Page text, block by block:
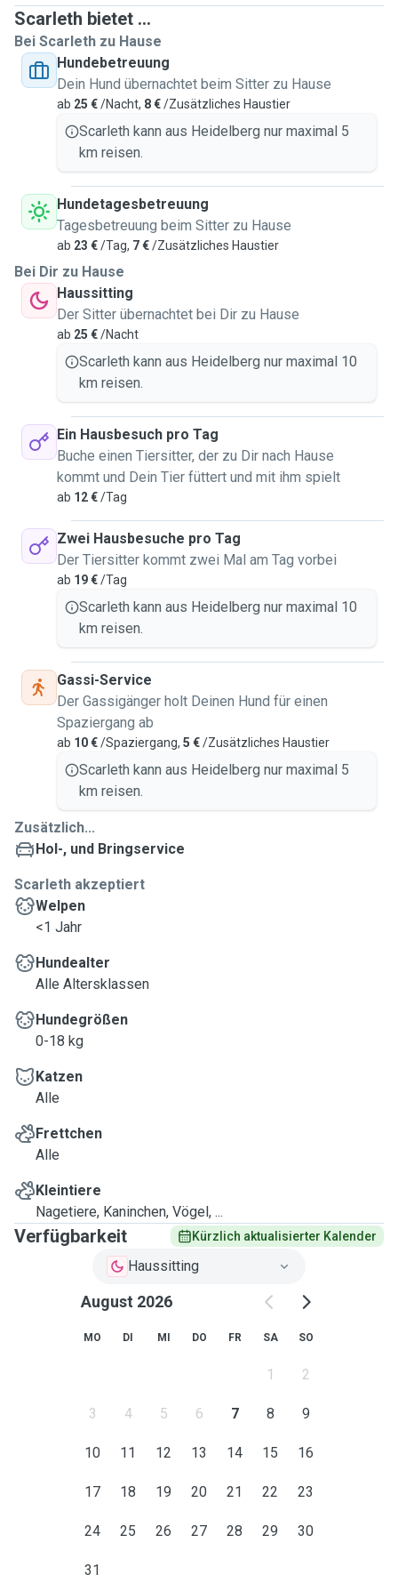
Scarleth bietet ...
Bei Scarleth zu Hause
Hundebetreuung
Dein Hund übernachtet beim Sitter zu Hause
ab 25 €/Nacht, 8 €/Zusätzliches Haustier
Scarleth kann aus Heidelberg nur maximal 5
km reisen.
Hundetagesbetreuung
Tagesbetreuung beim Sitter zu Hause
ab 23 €/Tag, 7 €/Zusätzliches Haustier
Bei Dir zu Hause
Haussitting
Der Sitter übernachtet bei Dir zu Hause
ab 25 €/Nacht
Scarleth kann aus Heidelberg nur maximal 10
km reisen.
Ein Hausbesuch pro Tag
Buche einen Tiersitter, der zu Dir nach Hause
kommt und Dein Tier füttert und mit ihm spielt
ab 12 €/Tag
Zwei Hausbesuche pro Tag
Der Tiersitter kommt zwei Mal am Tag vorbei
ab 19 €/Tag
Scarleth kann aus Heidelberg nur maximal 10
km reisen.
Gassi-Service
Der Gassigänger holt Deinen Hund für einen
Spaziergang ab
ab 10 €/Spaziergang, 5 €/Zusätzliches Haustier
Scarleth kann aus Heidelberg nur maximal 5
km reisen.
Zusätzlich...
Hol-, und Bringservice
Scarleth akzeptiert
Welpen
<1 Jahr
Hundealter
Alle Altersklassen
Hundegrößen
0-18 kg
Katzen
Alle
Frettchen
Alle
Kleintiere
Nagetiere, Kaninchen, Vögel, ...
Verfügbarkeit Kürzlich aktualisierter Kalender
Haussitting
August 2026
MO DI MI DO FR SA SO
1 2
3 4 5 6 7 8 9
10 11 12 13 14 15 16
17 18 19 20 21 22 23
24 25 26 27 28 29 30
31